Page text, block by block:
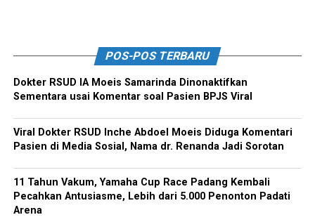
POS-POS TERBARU
Dokter RSUD IA Moeis Samarinda Dinonaktifkan
Sementara usai Komentar soal Pasien BPJS Viral
Viral Dokter RSUD Inche Abdoel Moeis Diduga Komentari
Pasien di Media Sosial, Nama dr. Renanda Jadi Sorotan
11 Tahun Vakum, Yamaha Cup Race Padang Kembali
Pecahkan Antusiasme, Lebih dari 5.000 Penonton Padati
Arena